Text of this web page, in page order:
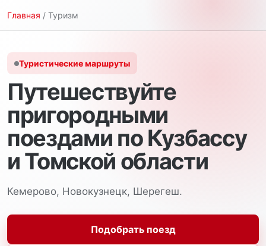
Главная / Туризм
Туристические маршруты
Путешествуйте
пригородными
поездами по Кузбассу
и Томской области
Кемерово, Новокузнецк, Шерегеш.
Подобрать поезд